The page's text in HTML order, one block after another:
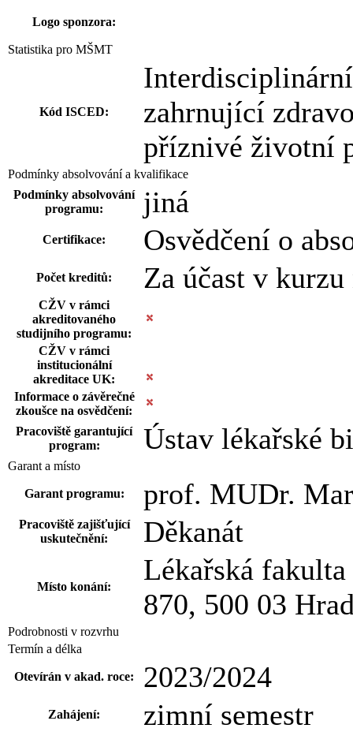
Logo sponzora:
Statistika pro MŠMT
Kód ISCED:
zahrnující
příznivé životní
Podmínky absolvování a kvalifikace
Podmínky absolvování
programu:
jiná
Certifikace: Osvědčení o
Počet kreditů: Za účast v
CŽV v rámci
akreditovaného
studijního programu:
CŽV v rámci
institucionální
akreditace UK:
Informace o závěrečné
zkoušce na osvědčení:
Pracoviště garantující
program:
Ústav lékařské
Garant a místo
Garant programu: prof. MUDr.
Pracoviště zajišťující
uskutečnění:
Děkanát
Místo konání:
Lékařská
870, 500 03
Podrobnosti v rozvrhu
Termín a délka
Otevírán v akad. roce: 2023/2024
Zahájení: zimní semestr